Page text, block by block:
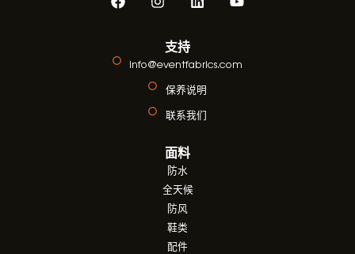
支持
info@eventfabrics.com
保养说明
联系我们
面料
防水
全天候
防风
鞋类
配件